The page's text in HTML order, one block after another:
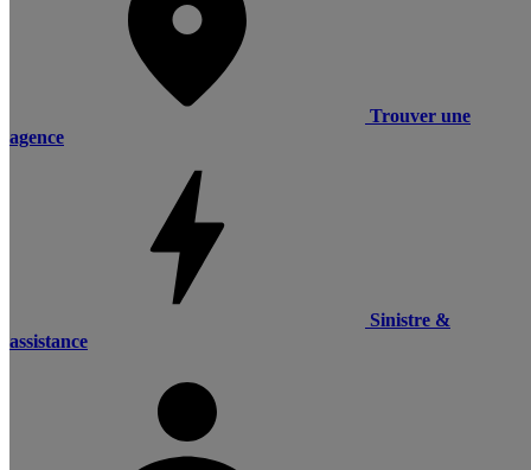
Trouver une
agence
Sinistre &
assistance